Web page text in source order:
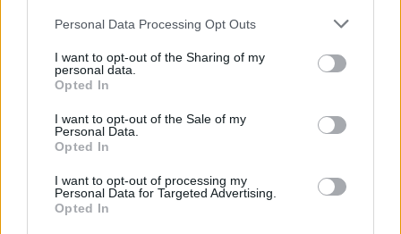
Personal Data Processing Opt Outs
I want to opt-out of the Sharing of my
personal data.
Opted In
I want to opt-out of the Sale of my
Personal Data.
Opted In
I want to opt-out of processing my
Personal Data for Targeted Advertising.
Opted In